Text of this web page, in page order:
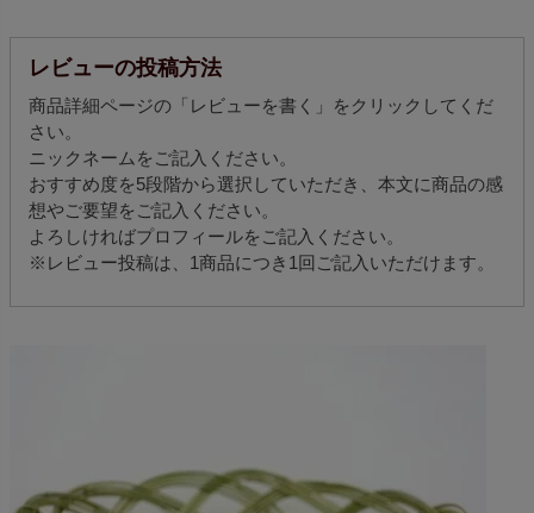
レビューの投稿方法
商品詳細ページの「レビューを書く」をクリックしてくだ
さい。
ニックネームをご記入ください。
おすすめ度を5段階から選択していただき、本文に商品の感
想やご要望をご記入ください。
よろしければプロフィールをご記入ください。
※レビュー投稿は、1商品につき1回ご記入いただけます。